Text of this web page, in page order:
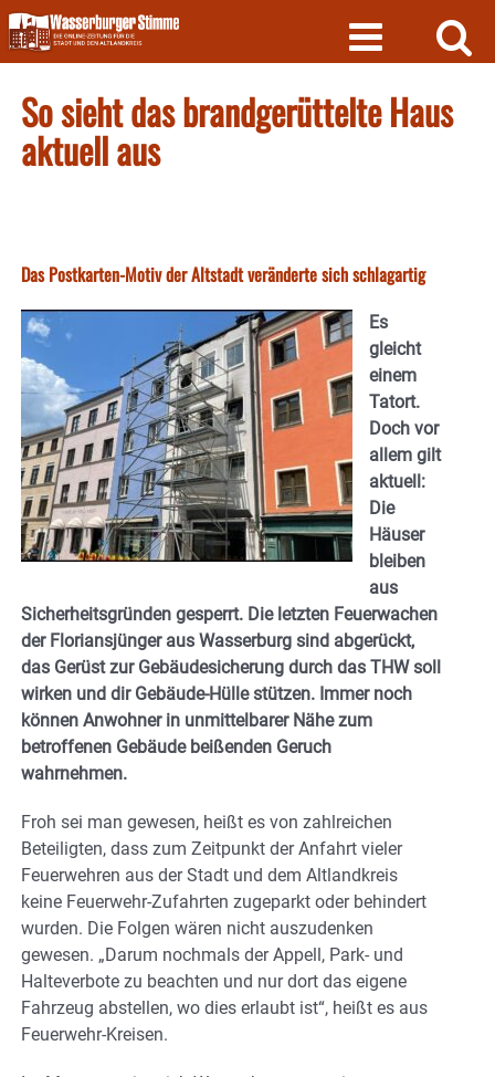
Skip
to
content
So sieht das brandgerüttelte Haus
aktuell aus
Das Postkarten-Motiv der Altstadt veränderte sich schlagartig
Es
gleicht
einem
Tatort.
Doch vor
allem gilt
aktuell:
Die
Häuser
bleiben
aus
Sicherheitsgründen gesperrt. Die letzten Feuerwachen
der Floriansjünger aus Wasserburg sind abgerückt,
das Gerüst zur Gebäudesicherung durch das THW soll
wirken und dir Gebäude-Hülle stützen. Immer noch
können Anwohner in unmittelbarer Nähe zum
betroffenen Gebäude beißenden Geruch
wahrnehmen.
Froh sei man gewesen, heißt es von zahlreichen
Beteiligten, dass zum Zeitpunkt der Anfahrt vieler
Feuerwehren aus der Stadt und dem Altlandkreis
keine Feuerwehr-Zufahrten zugeparkt oder behindert
wurden. Die Folgen wären nicht auszudenken
gewesen. „Darum nochmals der Appell, Park- und
Halteverbote zu beachten und nur dort das eigene
Fahrzeug abstellen, wo dies erlaubt ist“, heißt es aus
Feuerwehr-Kreisen.